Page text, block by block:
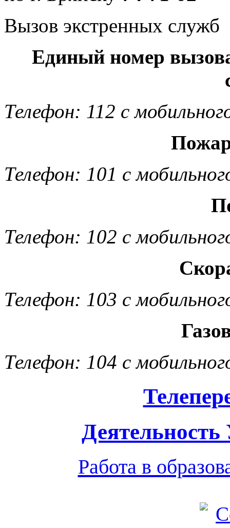
Вызов экстренных служб
Единый номер
Телефон: 112 с
Телефон: 101 с
Телефон: 102 с
Телефон: 103 с
Телефон: 104 с
Работа в